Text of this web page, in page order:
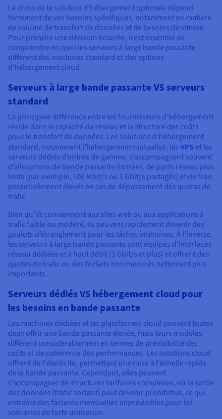
Le choix de la solution d’hébergement optimale dépend
fortement de vos besoins spécifiques, notamment en matière
de volume de transfert de données et de besoins de vitesse.
Pour prendre une décision éclairée, il est essentiel de
comprendre en quoi les serveurs à large bande passante
diffèrent des machines standard et des options
d'hébergement cloud.
Serveurs à large bande passante VS serveurs
standard
La principale différence entre les fournisseurs d’hébergement
réside dans la capacité du réseau et la structure des coûts
pour le transfert de données. Les solutions d’hébergement
standard, notamment l’hébergement mutualisé, les VPS et les
serveurs dédiés d’entrée de gamme, s’accompagnent souvent
d’allocations de bande passante limitées, de ports réseau plus
lents (par exemple, 100 Mbit/s ou 1 Gbit/s partagés) et de frais
potentiellement élevés en cas de dépassement des quotas de
trafic.
Bien qu’ils conviennent aux sites web ou aux applications à
trafic faible ou modéré, ils peuvent rapidement devenir des
goulots d’étranglement pour les tâches intensives. À l’inverse,
les serveurs à large bande passante sont équipés d’interfaces
réseau dédiées et à haut débit (1 Gbit/s et plus) et offrent des
quotas de trafic ou des forfaits non mesurés nettement plus
importants.
Serveurs dédiés VS hébergement cloud pour
les besoins en bande passante
Les machines dédiées et les plateformes cloud peuvent toutes
deux offrir une bande passante élevée, mais leurs modèles
diffèrent considérablement en termes de prévisibilité des
coûts et de cohérence des performances. Les solutions cloud
offrent de l'élasticité, permettant une mise à l'échelle rapide
de la bande passante. Cependant, elles peuvent
s'accompagner de structures tarifaires complexes, où la sortie
des données (trafic sortant) peut devenir prohibitive, ce qui
entraîne des factures mensuelles imprévisibles pour les
scénarios de forte utilisation.